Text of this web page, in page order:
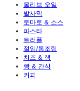
올리브 오일
발사믹
토마토 & 소스
파스타
트러플
절임/통조림
치즈 & 햄
빵 & 간식
커피